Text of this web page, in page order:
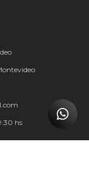
hs